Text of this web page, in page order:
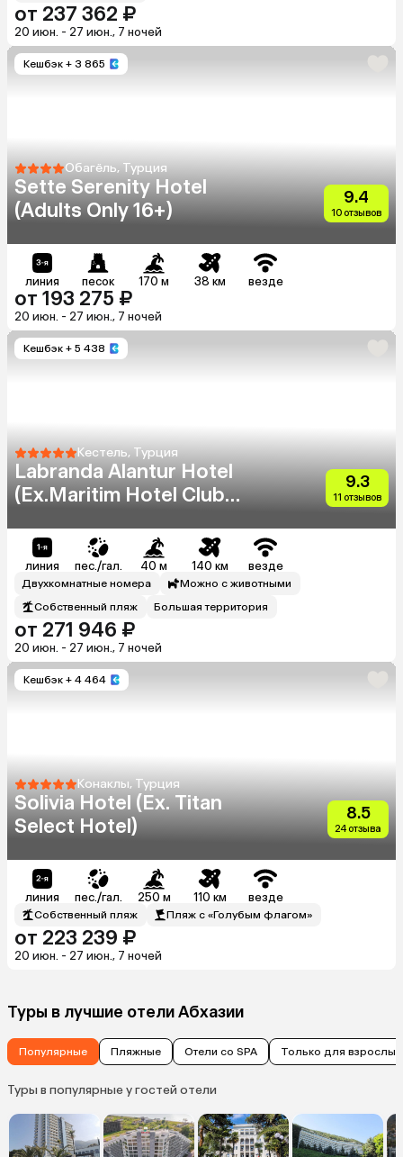
от 237 362 ₽
20 июн. - 27 июн., 7 ночей
Кешбэк + 3 865
Обагёль, Турция
Sette Serenity Hotel
(Adults Only 16+)
9.4
10 отзывов
линия песок 170 м 38 км везде
от 193 275 ₽
20 июн. - 27 июн., 7 ночей
Кешбэк + 5 438
Кестель, Турция
Labranda Alantur Hotel
(Ex.Maritim Hotel Club
9.3
11 отзывов
линия пес./гал. 40 м 140 км везде
Двухкомнатные номера
Можно с животными
Собственный пляж
Большая территория
от 271 946 ₽
20 июн. - 27 июн., 7 ночей
Кешбэк + 4 464
Конаклы, Турция
Solivia Hotel (Ex. Titan
Select Hotel)
8.5
24 отзыва
линия пес./гал. 250 м 110 км везде
Собственный пляж Пляж с «Голубым флагом»
от 223 239 ₽
20 июн. - 27 июн., 7 ночей
Туры в лучшие отели Абхазии
Популярные Пляжные Отели со SPA Только для взрослых
Туры в популярные у гостей отели